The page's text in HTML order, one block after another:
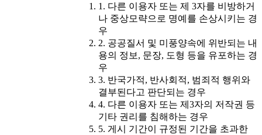
1. 다른 이용자 또는 제 3자를 비방하거
나 중상모략으로 명예를 손상시키는 경
우
2. 공공질서 및 미풍양속에 위반되는 내
용의 정보, 문장, 도형 등을 유포하는 경
우
3. 반국가적, 반사회적, 범죄적 행위와
결부된다고 판단되는 경우
4. 다른 이용자 또는 제3자의 저작권 등
기타 권리를 침해하는 경우
5. 게시 기간이 규정된 기간을 초과한